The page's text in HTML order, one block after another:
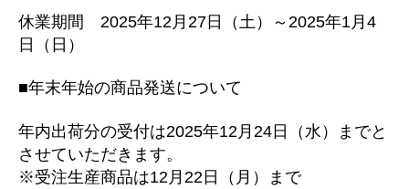
休業期間 2025年12月27日（土）～2025年1月4
日（日）
■年末年始の商品発送について
年内出荷分の受付は2025年12月24日（水）までと
させていただきます。
※受注生産商品は12月22日（月）まで